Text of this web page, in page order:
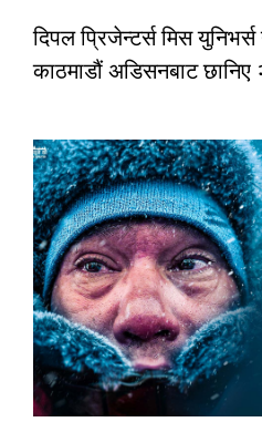
दिपल प्रिजेन्टर्स मिस
काठमाडौं अडिसनबाट छानिए